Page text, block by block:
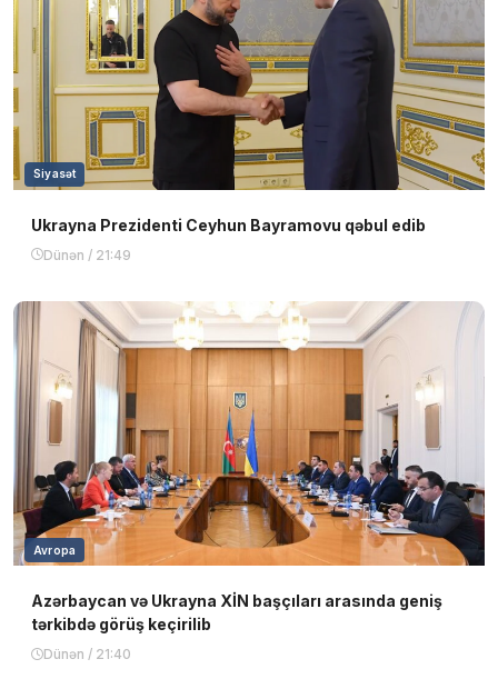
Siyasət
Ukrayna Prezidenti Ceyhun Bayramovu qəbul edib
Dünən / 21:49
Avropa
Azərbaycan və Ukrayna XİN başçıları arasında geniş
tərkibdə görüş keçirilib
Dünən / 21:40